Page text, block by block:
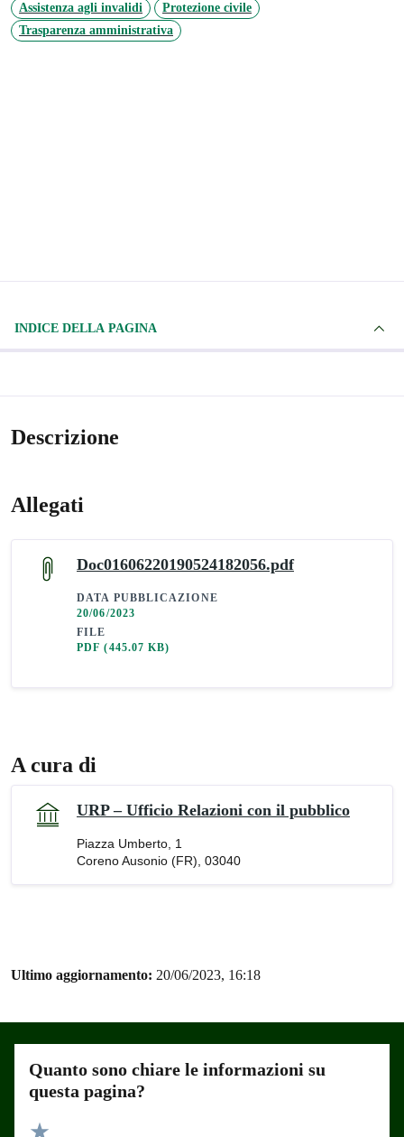
Assistenza agli invalidi
Protezione civile
Trasparenza amministrativa
INDICE DELLA PAGINA
Descrizione
Allegati
Doc01606220190524182056.pdf
DATA PUBBLICAZIONE
20/06/2023
FILE
PDF(445.07 KB)
A cura di
URP – Ufficio Relazioni con il pubblico
Piazza Umberto, 1
Coreno Ausonio (FR), 03040
Ultimo aggiornamento: 20/06/2023, 16:18
Quanto sono chiare le informazioni su
questa pagina?